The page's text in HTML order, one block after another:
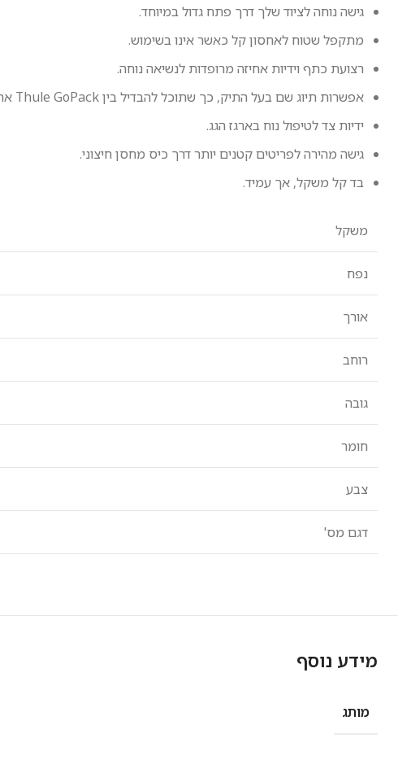
גישה נוחה לציוד שלך דרך פתח גדול במיוחד.
מתקפל שטוח לאחסון קל כאשר אינו בשימוש.
רצועת כתף וידיות אחיזה מרופדות לנשיאה נוחה.
אפשרות תיוג שם בעל התיק, כך שתוכל להבדיל בין Thule GoPack אחד למשנהו
ידיות צד לטיפול נוח בארגז הגג.
גישה מהירה לפריטים קטנים יותר דרך כיס מחסן חיצוני.
בד קל משקל, אך עמיד.
משקל
נפח
אורך
רוחב
גובה
חומר
צבע
דגם מס'
מידע נוסף
מותג